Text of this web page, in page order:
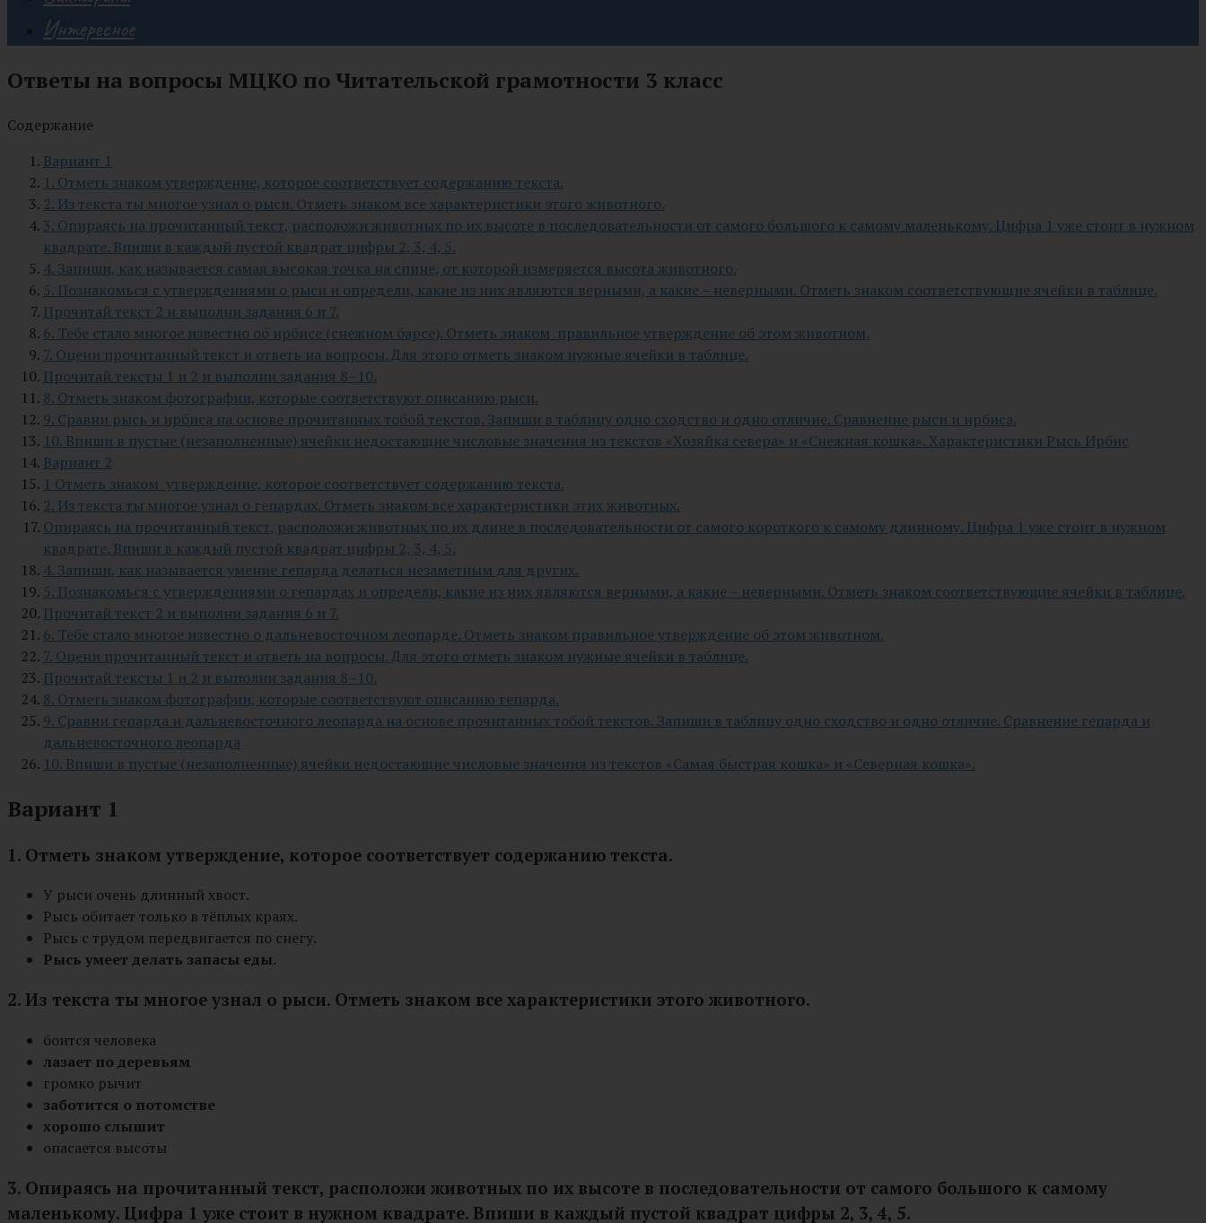
Интересное
Ответы на вопросы МЦКО по Читательской грамотности 3 класс
Содержание
Вариант 1
1. Отметь знаком утверждение, которое соответствует содержанию текста.
2. Из текста ты многое узнал о рыси. Отметь знаком все характеристики этого животного.
3. Опираясь на прочитанный текст, расположи животных по их высоте в последовательности от самого большого к самому маленькому. Цифра 1 уже стоит в нужном
квадрате. Впиши в каждый пустой квадрат цифры 2, 3, 4, 5.
4. Запиши, как называется самая высокая точка на спине, от которой измеряется высота животного.
5. Познакомься с утверждениями о рыси и определи, какие из них являются верными, а какие – неверными. Отметь знаком соответствующие ячейки в таблице.
Прочитай текст 2 и выполни задания 6 и 7.
6. Тебе стало многое известно об ирбисе (снежном барсе). Отметь знаком правильное утверждение об этом животном.
7. Оцени прочитанный текст и ответь на вопросы. Для этого отметь знаком нужные ячейки в таблице.
Прочитай тексты 1 и 2 и выполни задания 8–10.
8. Отметь знаком фотографии, которые соответствуют описанию рыси.
9. Сравни рысь и ирбиса на основе прочитанных тобой текстов. Запиши в таблицу одно сходство и одно отличие. Сравнение рыси и ирбиса.
10. Впиши в пустые (незаполненные) ячейки недостающие числовые значения из текстов «Хозяйка севера» и «Снежная кошка». Характеристики Рысь Ирбис
Вариант 2
1 Отметь знаком утверждение, которое соответствует содержанию текста.
2. Из текста ты многое узнал о гепардах. Отметь знаком все характеристики этих животных.
Опираясь на прочитанный текст, расположи животных по их длине в последовательности от самого короткого к самому длинному. Цифра 1 уже стоит в нужном
квадрате. Впиши в каждый пустой квадрат цифры 2, 3, 4, 5.
4. Запиши, как называется умение гепарда делаться незаметным для других.
5. Познакомься с утверждениями о гепардах и определи, какие из них являются верными, а какие – неверными. Отметь знаком соответствующие ячейки в таблице.
Прочитай текст 2 и выполни задания 6 и 7.
6. Тебе стало многое известно о дальневосточном леопарде. Отметь знаком правильное утверждение об этом животном.
7. Оцени прочитанный текст и ответь на вопросы. Для этого отметь знаком нужные ячейки в таблице.
Прочитай тексты 1 и 2 и выполни задания 8–10.
8. Отметь знаком фотографии, которые соответствуют описанию гепарда.
9. Сравни гепарда и дальневосточного леопарда на основе прочитанных тобой текстов. Запиши в таблицу одно сходство и одно отличие. Сравнение гепарда и
дальневосточного леопарда
10. Впиши в пустые (незаполненные) ячейки недостающие числовые значения из текстов «Самая быстрая кошка» и «Северная кошка».
Вариант 1
1. Отметь знаком утверждение, которое соответствует содержанию текста.
У рыси очень длинный хвост.
Рысь обитает только в тёплых краях.
Рысь с трудом передвигается по снегу.
Рысь умеет делать запасы еды.
2. Из текста ты многое узнал о рыси. Отметь знаком все характеристики этого животного.
боится человека
лазает по деревьям
громко рычит
заботится о потомстве
хорошо слышит
опасается высоты
3. Опираясь на прочитанный текст, расположи животных по их высоте в последовательности от самого большого к самому
маленькому. Цифра 1 уже стоит в нужном квадрате. Впиши в каждый пустой квадрат цифры 2, 3, 4, 5.